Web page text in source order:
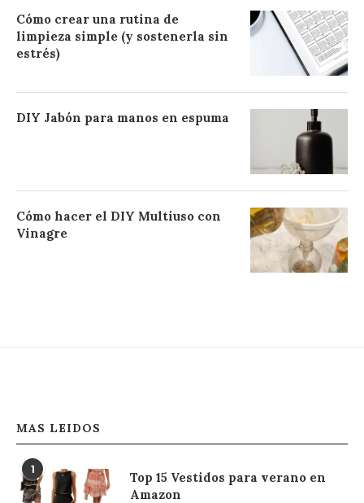
Cómo crear una rutina de
limpieza simple (y sostenerla sin
estrés)
DIY Jabón para manos en espuma
Cómo hacer el DIY Multiuso con
Vinagre
MAS LEIDOS
1
Top 15 Vestidos para verano en
Amazon